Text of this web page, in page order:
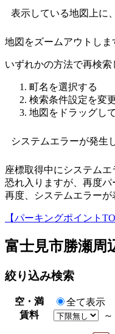
表示している地図上に
地図をズームアウトし
いずれかの方法で再検索
町名を選択する
検索条件設定を変
地図をドラッグし
システムエラーが発生
座標取得中にシステム
恐れ入りますが、再度
再度、システムエラー
【パーキングポイント
富士見市勝瀬周
絞り込み検索
空・満 全て表示
賃料
～